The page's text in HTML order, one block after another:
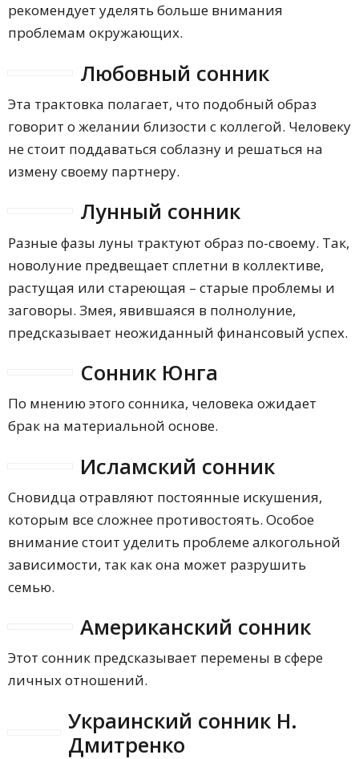
рекомендует уделять больше внимания
проблемам окружающих.
Любовный сонник
Эта трактовка полагает, что подобный образ
говорит о желании близости с коллегой. Человеку
не стоит поддаваться соблазну и решаться на
измену своему партнеру.
Лунный сонник
Разные фазы луны трактуют образ по-своему. Так,
новолуние предвещает сплетни в коллективе,
растущая или стареющая – старые проблемы и
заговоры. Змея, явившаяся в полнолуние,
предсказывает неожиданный финансовый успех.
Сонник Юнга
По мнению этого сонника, человека ожидает
брак на материальной основе.
Исламский сонник
Сновидца отравляют постоянные искушения,
которым все сложнее противостоять. Особое
внимание стоит уделить проблеме алкогольной
зависимости, так как она может разрушить
семью.
Американский сонник
Этот сонник предсказывает перемены в сфере
личных отношений.
Украинский сонник Н.
Дмитренко